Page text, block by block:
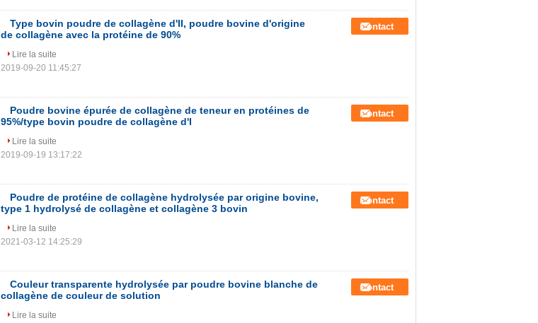
Type bovin poudre de collagène d'II, poudre bovine d'origine
de collagène avec la protéine de 90%
Contact
Lire la suite
2019-09-20 11:45:27
Poudre bovine épurée de collagène de teneur en protéines de
95%/type bovin poudre de collagène d'I
Contact
Lire la suite
2019-09-19 13:17:22
Poudre de protéine de collagène hydrolysée par origine bovine,
type 1 hydrolysé de collagène et collagène 3 bovin
Contact
Lire la suite
2021-03-12 14:25:29
Couleur transparente hydrolysée par poudre bovine blanche de
collagène de couleur de solution
Contact
Lire la suite